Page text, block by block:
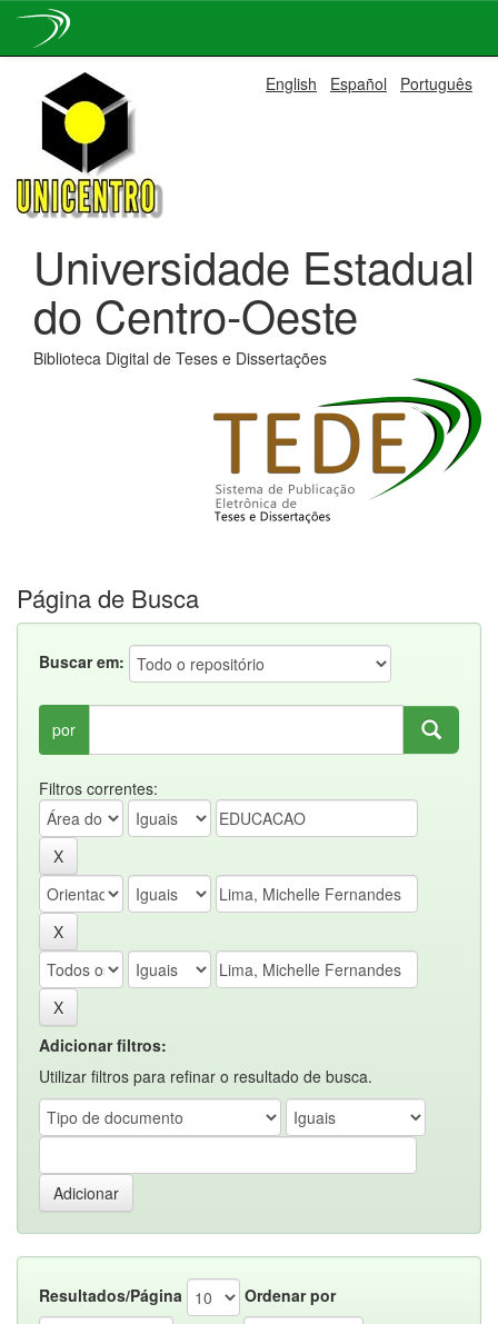
navigation
English Español Português
Universidade Estadual
do Centro-Oeste
Biblioteca Digital de Teses e Dissertações
Página de Busca
Buscar em:
por
Filtros correntes:
Adicionar filtros:
Utilizar filtros para refinar o resultado de busca.
Resultados/Página
Ordenar por